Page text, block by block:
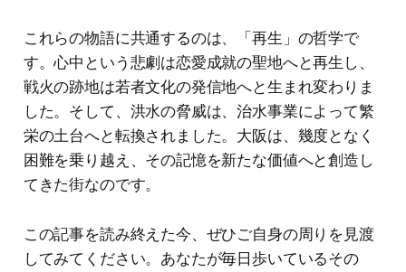
これらの物語に共通するのは、「再生」の哲学で
す。心中という悲劇は恋愛成就の聖地へと再生し、
戦火の跡地は若者文化の発信地へと生まれ変わりま
した。そして、洪水の脅威は、治水事業によって繁
栄の土台へと転換されました。大阪は、幾度となく
困難を乗り越え、その記憶を新たな価値へと創造し
てきた街なのです。
この記事を読み終えた今、ぜひご自身の周りを見渡
してみてください。あなたが毎日歩いているその